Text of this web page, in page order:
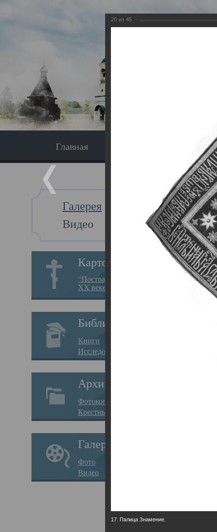
Главная
Галерея
Видео
Картотека
“Пострадавшие за веру в
XX веке на Севере”
Библиотека
Книги
Исследования
Архив
Фотокопии дел
Крестные ходы
Галерея
Фото
Видео
Главная
20 из 45
17. Палица Знамение.